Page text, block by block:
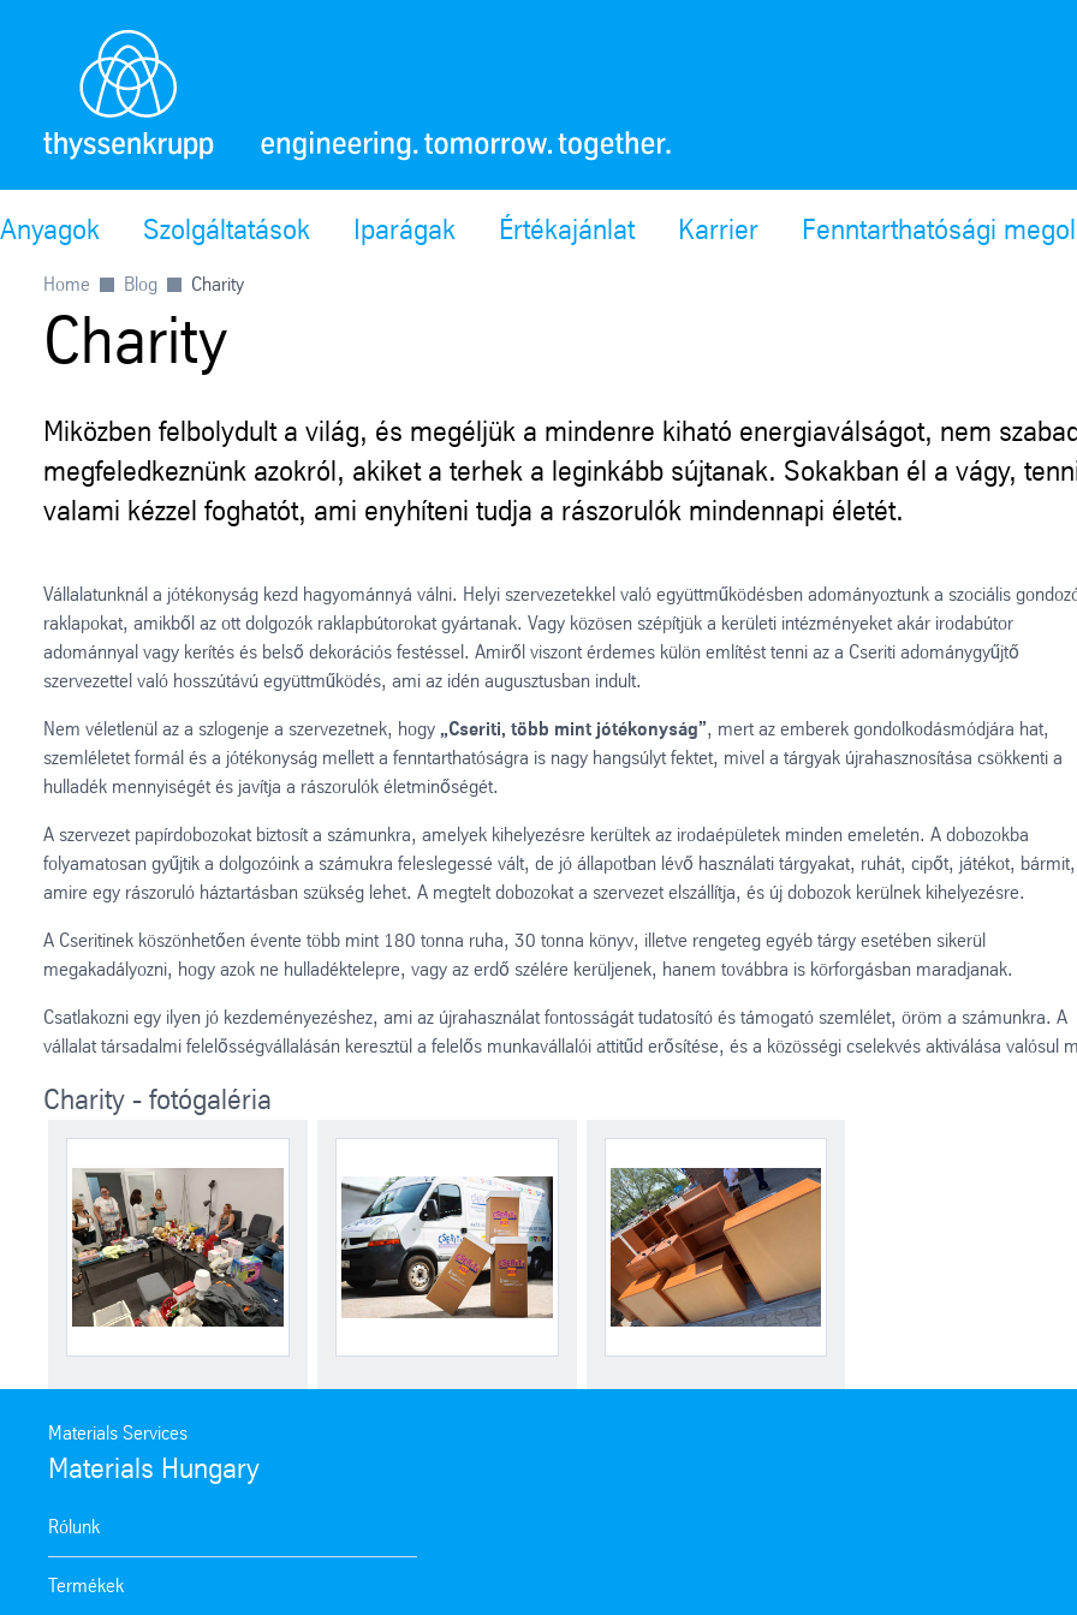
Anyagok Szolgáltatások Iparágak Értékajánlat Karrier Fenntarthatósági
Home Blog Charity
Charity
Miközben felbolydult a világ, és megéljük a mindenre kiható energiaválságot, nem
megfeledkeznünk azokról, akiket a terhek a leginkább sújtanak. Sokakban él a vágy,
valami kézzel foghatót, ami enyhíteni tudja a rászorulók mindennapi életét.
Vállalatunknál a jótékonyság kezd hagyománnyá válni. Helyi szervezetekkel való együttműködésben adományoztunk a szociális
raklapokat, amikből az ott dolgozók raklapbútorokat gyártanak. Vagy közösen szépítjük a kerületi intézményeket akár irodabútor
adománnyal vagy kerítés és belső dekorációs festéssel. Amiről viszont érdemes külön említést tenni az a Cseriti adománygyűjtő
szervezettel való hosszútávú együttműködés, ami az idén augusztusban indult.
Nem véletlenül az a szlogenje a szervezetnek, hogy „Cseriti, több mint jótékonyság”, mert az emberek gondolkodásmódjára hat,
szemléletet formál és a jótékonyság mellett a fenntarthatóságra is nagy hangsúlyt fektet, mivel a tárgyak újrahasznosítása csökkenti a
hulladék mennyiségét és javítja a rászorulók életminőségét.
A szervezet papírdobozokat biztosít a számunkra, amelyek kihelyezésre kerültek az irodaépületek minden emeletén. A dobozokba
folyamatosan gyűjtik a dolgozóink a számukra feleslegessé vált, de jó állapotban lévő használati tárgyakat, ruhát, cipőt, játékot, bármit,
amire egy rászoruló háztartásban szükség lehet. A megtelt dobozokat a szervezet elszállítja, és új dobozok kerülnek kihelyezésre.
A Cseritinek köszönhetően évente több mint 180 tonna ruha, 30 tonna könyv, illetve rengeteg egyéb tárgy esetében sikerül
megakadályozni, hogy azok ne hulladéktelepre, vagy az erdő szélére kerüljenek, hanem továbbra is körforgásban maradjanak.
Csatlakozni egy ilyen jó kezdeményezéshez, ami az újrahasználat fontosságát tudatosító és támogató szemlélet, öröm a számunkra. A
vállalat társadalmi felelősségvállalásán keresztül a felelős munkavállalói attitűd erősítése, és a közösségi cselekvés aktiválása valósul
Charity - fotógaléria
Materials Services
Materials Hungary
Rólunk
Termékek